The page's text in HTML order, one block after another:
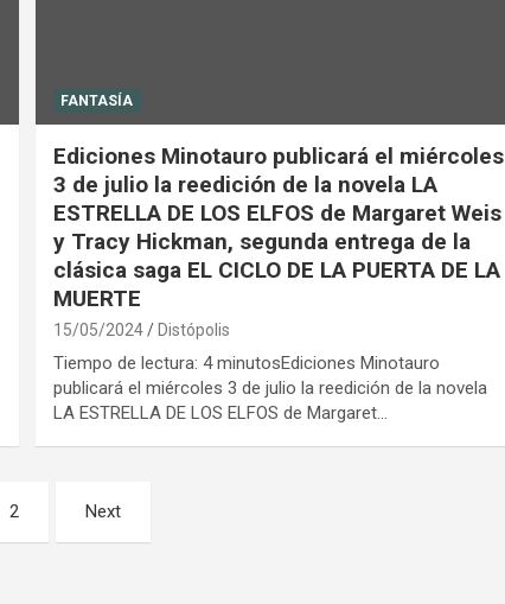
FANTASÍA
Ediciones Minotauro publicará el miércoles
3 de julio la reedición de la novela LA
ESTRELLA DE LOS ELFOS de Margaret Weis
y Tracy Hickman, segunda entrega de la
clásica saga EL CICLO DE LA PUERTA DE LA
MUERTE
15/05/2024 Distópolis
Tiempo de lectura: 4 minutosEdiciones Minotauro
publicará el miércoles 3 de julio la reedición de la novela
LA ESTRELLA DE LOS ELFOS de Margaret…
2 Next